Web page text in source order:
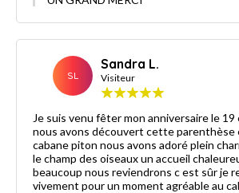
SL
Sandra L.
Visiteur
Je suis venu fêter mon anniversaire le
nous avons découvert cette parenthèse
cabane piton nous avons adoré plein
le champ des oiseaux un accueil
beaucoup nous reviendrons c est sûr je
vivement pour un moment agréable au